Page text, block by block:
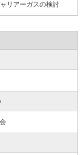
リアーガスの検討